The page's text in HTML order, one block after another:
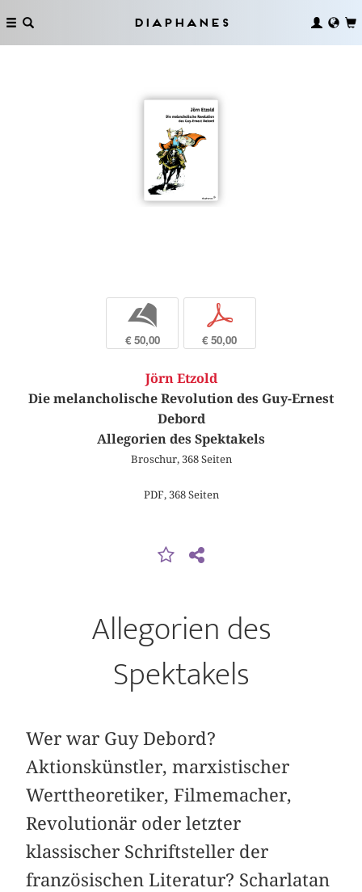
Diaphanes
b
€ 50,00
p
€ 50,00
Jörn Etzold
Die melancholische Revolution des Guy-Ernest
Debord
Allegorien des Spektakels
Broschur, 368 Seiten
PDF, 368 Seiten
Allegorien des
Spektakels
Wer war Guy Debord?
Aktionskünstler, marxistischer
Werttheoretiker, Filmemacher,
Revolutionär oder letzter
klassischer Schriftsteller der
französischen Literatur? Scharlatan